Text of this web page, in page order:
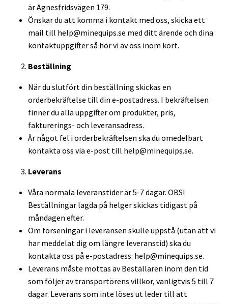
är Agnesfridsvägen 179.
Önskar du att komma i kontakt med oss, skicka ett
mail till help@minequips.se med ditt ärende och dina
kontaktuppgifter så hör vi av oss inom kort.
Beställning
När du slutfört din beställning skickas en
orderbekräftelse till din e-postadress. I bekräftelsen
finner du alla uppgifter om produkter, pris,
fakturerings- och leveransadress.
Är något fel i orderbekräftelsen ska du omedelbart
kontakta oss via e-post till help@minequips.se.
Leverans
Våra normala leveranstider är 5-7 dagar. OBS!
Beställningar lagda på helger skickas tidigast på
måndagen efter.
Om förseningar i leveransen skulle uppstå (utan att vi
har meddelat dig om längre leveranstid) ska du
kontakta oss på e-postadress: help@minequips.se.
Leverans måste mottas av Beställaren inom den tid
som följer av transportörens villkor, vanligtvis 5 till 7
dagar. Leverans som inte löses ut leder till att